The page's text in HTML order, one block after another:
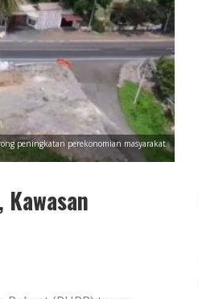
peningkatan perekonomian masyarakat